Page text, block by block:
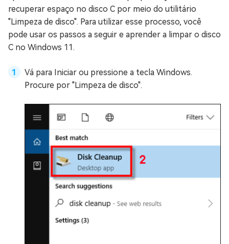
recuperar espaço no disco C por meio do utilitário
"Limpeza de disco". Para utilizar esse processo, você
pode usar os passos a seguir e aprender a limpar o disco
C no Windows 11.
Vá para Iniciar ou pressione a tecla Windows.
Procure por "Limpeza de disco".